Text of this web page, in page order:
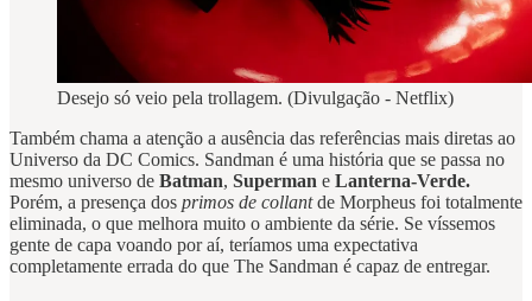
Desejo só veio pela trollagem. (Divulgação - Netflix)
Também chama a atenção a ausência das referências mais diretas ao
Universo da DC Comics. Sandman é uma história que se passa no
mesmo universo de Batman, Superman e Lanterna-Verde.
Porém, a presença dos primos de collantde Morpheus foi totalmente
eliminada, o que melhora muito o ambiente da série. Se víssemos
gente de capa voando por aí, teríamos uma expectativa
completamente errada do que The Sandman é capaz de entregar.